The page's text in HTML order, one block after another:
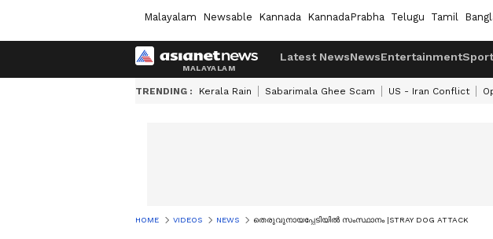
Malayalam Newsable Kannada KannadaPrabha Telugu Tamil
Latest NewsNewsEntertainment
TRENDING : Kerala Rain Sabarimala Ghee Scam US - Iran Conflict
HOME VIDEOS NEWS തെരുവുനായപ്പേടിയിൽ സംസ്ഥാനം |STRAY DOG ATTACK